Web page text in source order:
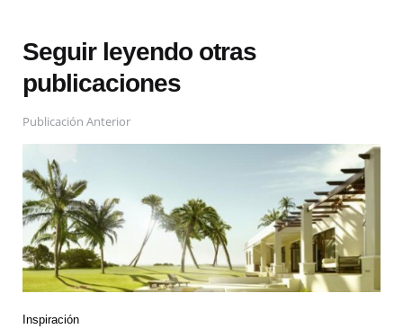
Seguir leyendo otras
publicaciones
Publicación Anterior
Inspiración